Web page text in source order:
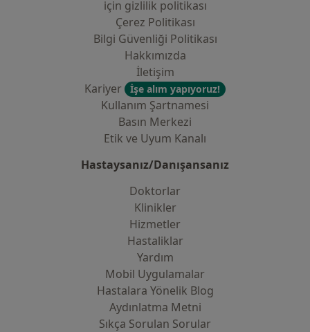
i̇çin gizlilik politikası
Çerez Politikası
Bilgi Güvenliği Politikası
Hakkımızda
İletişim
Kariyer
İşe alım yapıyoruz!
Kullanım Şartnamesi
Basın Merkezi
Etik ve Uyum Kanalı
Hastaysanız/Danışansanız
Doktorlar
Klinikler
Hizmetler
Hastaliklar
Yardım
Mobil Uygulamalar
Hastalara Yönelik Blog
Aydınlatma Metni
Sıkça Sorulan Sorular